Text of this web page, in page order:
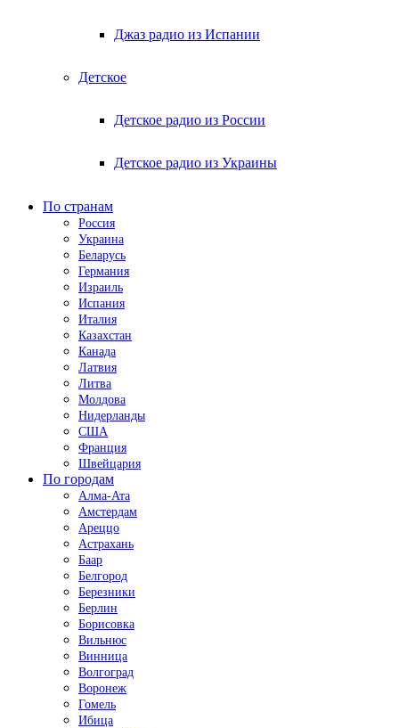
Джаз радио из Испании
Детское
Детское радио из России
Детское радио из Украины
По странам
Россия
Украина
Беларусь
Германия
Израиль
Испания
Италия
Казахстан
Канада
Латвия
Литва
Молдова
Нидерланды
США
Франция
Швейцария
По городам
Алма-Ата
Амстердам
Ареццо
Астрахань
Баар
Белгород
Березники
Берлин
Борисовка
Вильнюс
Винница
Волгоград
Воронеж
Гомель
Ибица